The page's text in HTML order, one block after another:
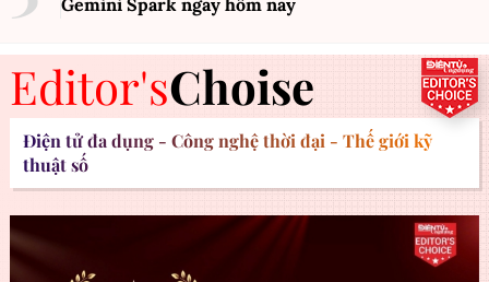
Editor'sChoise
Điện tử đa dụng - Công nghệ thời đại - Thế giới kỹ
thuật số